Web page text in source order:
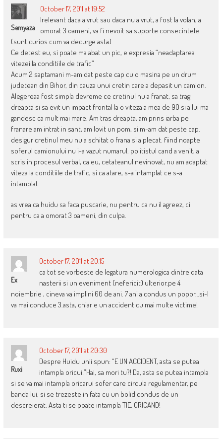
Semyaza
October 17, 2011 at 19:52
Irelevant daca a vrut sau daca nu a vrut, a fost la volan, a
omorat 3 oameni, va fi nevoit sa suporte consecintele.
(sunt curios cum va decurge asta)
Ce detest eu, si poate ma abat un pic, e expresia “neadaptarea
vitezei la conditiile de trafic”
Acum 2 saptamani m-am dat peste cap cu o masina pe un drum
judetean din Bihor, din cauza unui cretin care a depasit un camion.
Alegereaa fost simpla devreme ce cretinul nu a franat, sa trag
dreapta si sa evit un impact frontal la o viteza a mea de 90 si a lui ma
gandesc ca mult mai mare. Am tras dreapta, am prins iarba pe
franare am intrat in sant, am lovit un pom, si m-am dat peste cap.
desigur cretinul meu nu a schitat o frana si a plecat. fiind noapte
soferul camionului nu i-a vazut numarul. politistul cand a venit, a
scris in procesul verbal, ca eu, cetateanul nevinovat, nu am adaptat
viteza la conditiile de trafic, si ca atare, s-a intamplat ce s-a
intamplat.
as vrea ca huidu sa faca puscarie, nu pentru ca nu il agreez, ci
pentru ca a omorat 3 oameni, din culpa.
Ex
October 17, 2011 at 20:15
ca tot se vorbeste de legatura numerologica dintre data
nasterii si un eveniment (nefericit) ulterior.pe 4
noiembrie , cineva va implini 60 de ani. 7 ani a condus un popor…si-l
va mai conduce 3.asta, chiar e un accident cu mai multe victime!
Ruxi
October 17, 2011 at 20:30
Despre Huidu unii spun: “E UN ACCIDENT, asta se putea
intampla oricui!”Hai, sa mori tu?! Da, asta se putea intampla
si se va mai intampla oricarui sofer care circula regulamentar, pe
banda lui, si se trezeste in fata cu un bolid condus de un
descreierat. Asta ti se poate intampla TIE, ORICAND!